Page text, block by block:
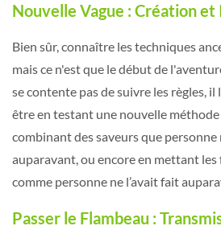
Nouvelle Vague : Création
Bien sûr, connaître les techniques
mais ce n'est que le début de
se contente pas de suivre les règles,
être en testant une nouvelle méthode
combinant des saveurs que
auparavant, ou encore en mettant les
comme personne ne l’avait fait
Passer le Flambeau :